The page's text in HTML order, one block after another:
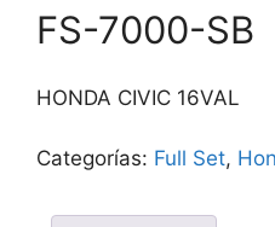
FS-7000-SB
HONDA CIVIC 16VAL
Categorías: Full Set,